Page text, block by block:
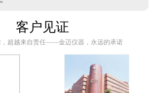
客户见证
，超越来自责任——金迈仪器，永远的承诺